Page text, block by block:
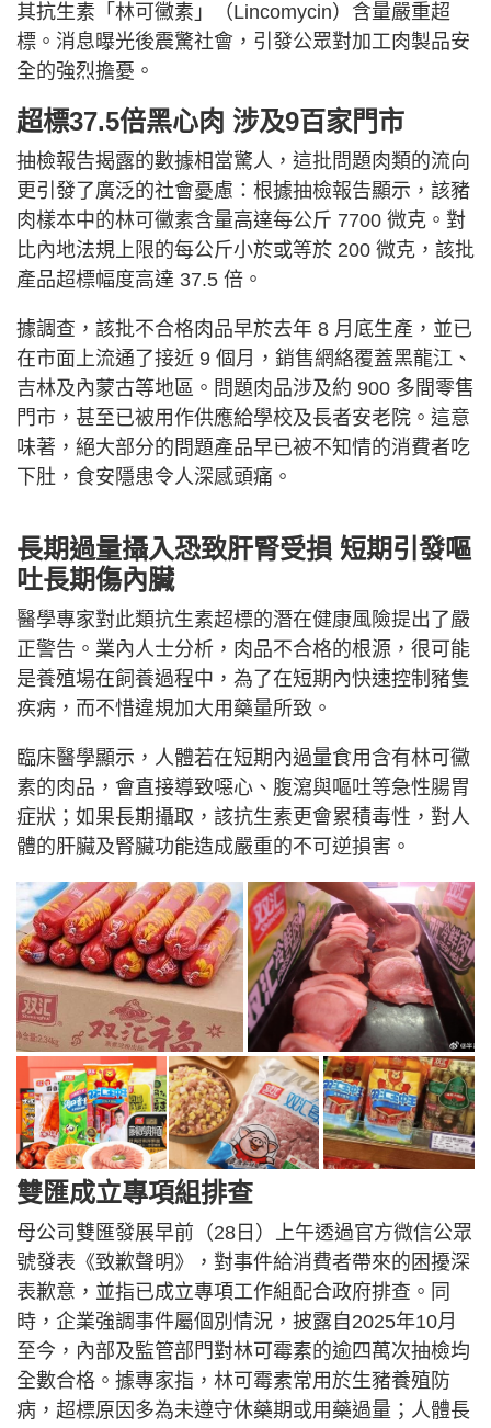
其抗生素「林可黴素」（Lincomycin）含量嚴重超
標。消息曝光後震驚社會，引發公眾對加工肉製品安
全的強烈擔憂。
超標37.5倍黑心肉 涉及9百家門市
抽檢報告揭露的數據相當驚人，這批問題肉類的流向
更引發了廣泛的社會憂慮：根據抽檢報告顯示，該豬
肉樣本中的林可黴素含量高達每公斤 7700 微克。對
比內地法規上限的每公斤小於或等於 200 微克，該批
產品超標幅度高達 37.5 倍。
據調查，該批不合格肉品早於去年 8 月底生產，並已
在市面上流通了接近 9 個月，銷售網絡覆蓋黑龍江、
吉林及內蒙古等地區。問題肉品涉及約 900 多間零售
門市，甚至已被用作供應給學校及長者安老院。這意
味著，絕大部分的問題產品早已被不知情的消費者吃
下肚，食安隱患令人深感頭痛。
長期過量攝入恐致肝腎受損 短期引發嘔
吐長期傷內臟
醫學專家對此類抗生素超標的潛在健康風險提出了嚴
正警告。業內人士分析，肉品不合格的根源，很可能
是養殖場在飼養過程中，為了在短期內快速控制豬隻
疾病，而不惜違規加大用藥量所致。
臨床醫學顯示，人體若在短期內過量食用含有林可黴
素的肉品，會直接導致噁心、腹瀉與嘔吐等急性腸胃
症狀；如果長期攝取，該抗生素更會累積毒性，對人
體的肝臟及腎臟功能造成嚴重的不可逆損害。
雙匯成立專項組排查
母公司雙匯發展早前（28日）上午透過官方微信公眾
號發表《致歉聲明》，對事件給消費者帶來的困擾深
表歉意，並指已成立專項工作組配合政府排查。同
時，企業強調事件屬個別情況，披露自2025年10月
至今，內部及監管部門對林可霉素的逾四萬次抽檢均
全數合格。據專家指，林可霉素常用於生豬養殖防
病，超標原因多為未遵守休藥期或用藥過量；人體長